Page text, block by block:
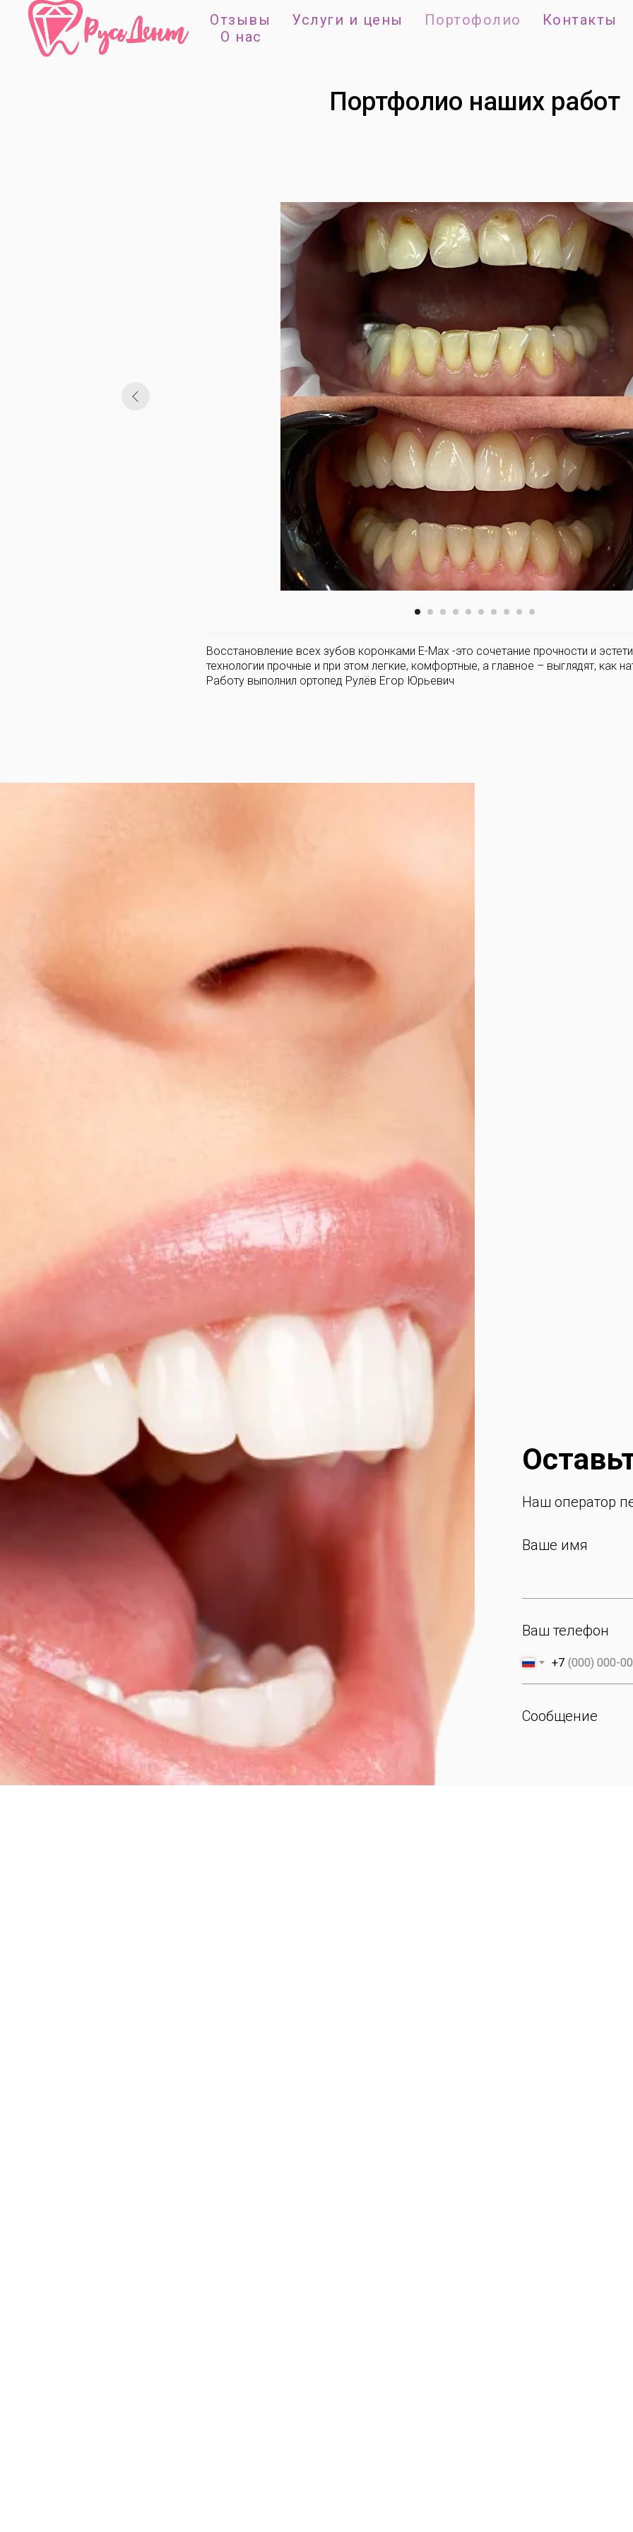
Отзывы Услуги и цены Портофолио
Контакты
О нас
Портфолио наших работ
Восстановление всех зубов коронками E-Max -это сочетание прочности и
технологии прочные и при этом легкие, комфортные, а главное – выглядят, как
Работу выполнил ортопед Рулёв Егор Юрьевич
Наш оператор
Ваше имя
Ваш телефон
+7
Сообщение